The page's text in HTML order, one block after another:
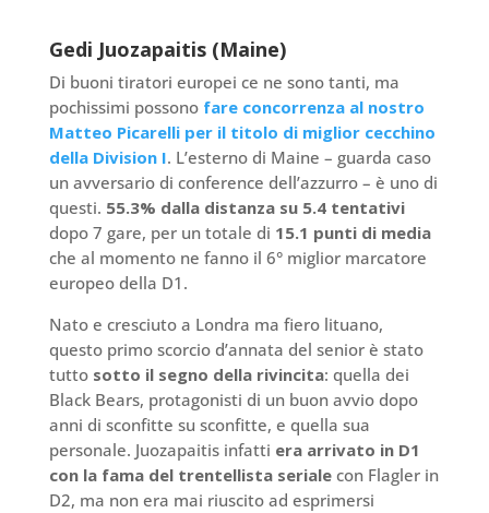
Gedi Juozapaitis (Maine)
Di buoni tiratori europei ce ne sono tanti, ma
pochissimi possono fare concorrenza al nostro
Matteo Picarelli per il titolo di miglior cecchino
della Division I. L’esterno di Maine – guarda caso
un avversario di conference dell’azzurro – è uno di
questi. 55.3% dalla distanza su 5.4 tentativi
dopo 7 gare, per un totale di 15.1 punti di media
che al momento ne fanno il 6° miglior marcatore
europeo della D1.
Nato e cresciuto a Londra ma fiero lituano,
questo primo scorcio d’annata del senior è stato
tutto sotto il segno della rivincita: quella dei
Black Bears, protagonisti di un buon avvio dopo
anni di sconfitte su sconfitte, e quella sua
personale. Juozapaitis infatti era arrivato in D1
con la fama del trentellista serialecon Flagler in
D2, ma non era mai riuscito ad esprimersi